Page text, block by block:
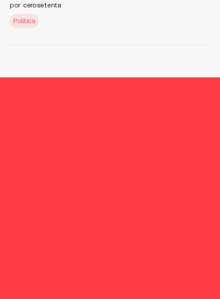
por cerosetenta
Política